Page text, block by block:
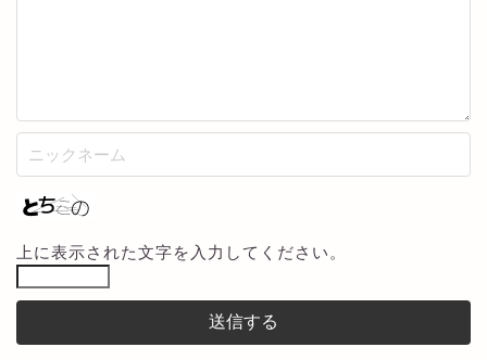
上に表示された文字を入力してください。